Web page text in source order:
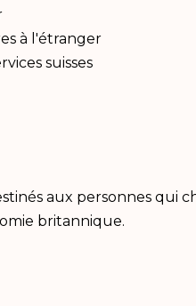
à l'étranger
suisses
aux personnes
britannique.